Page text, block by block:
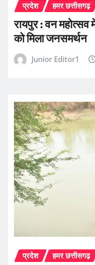
प्रदेश हमर छत्तीसगढ़
रायपुर : वन महोत्सव
को मिला जनसमर्थन
Junior Editor1
प्रदेश हमर छत्तीसगढ़